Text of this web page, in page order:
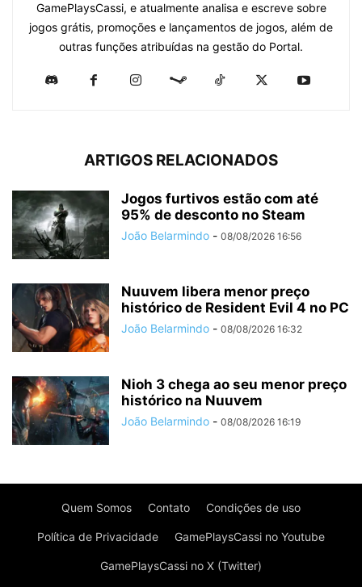
GamePlaysCassi, e atualmente analisa e escreve sobre
jogos grátis, promoções e lançamentos de jogos, além de
outras funções atribuídas na gestão do Portal.
ARTIGOS RELACIONADOS
Jogos furtivos estão com até
95% de desconto no Steam
João Belarmindo - 08/08/2026 16:56
Nuuvem libera menor preço
histórico de Resident Evil 4 no PC
João Belarmindo - 08/08/2026 16:32
Nioh 3 chega ao seu menor preço
histórico na Nuuvem
João Belarmindo - 08/08/2026 16:19
Quem Somos Contato Condições de uso
Política de Privacidade GamePlaysCassi no Youtube
GamePlaysCassi no X (Twitter)